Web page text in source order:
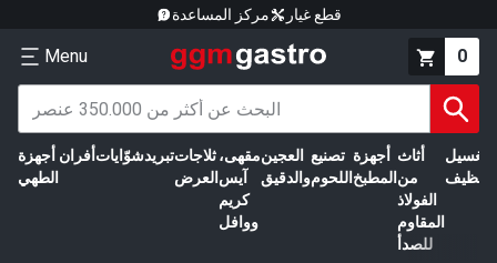
مركز المساعدة قطع غيار
Menu 0
أجهزة
الطهي
أفران شوّاياتتبريدثلاجات
العرض
مقهى،
آيس
كريم
ووافل
العجين
والدقيق
تصنيع
اللحوم
أجهزة
المطبخ
أثاث
من
الفولاذ
المقاوم
للصدأ
الغسيل